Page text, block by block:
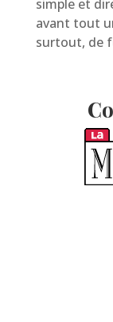
simple et
avant tout
surtout, de